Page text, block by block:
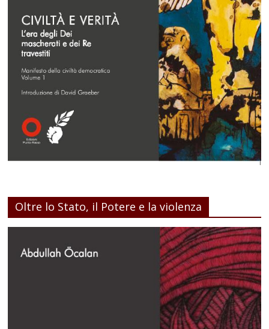
Oltre lo Stato, il Potere e la violenza